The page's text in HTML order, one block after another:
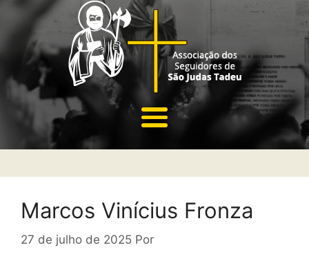
Marcos Vinícius Fronza
27 de julho de 2025 Por